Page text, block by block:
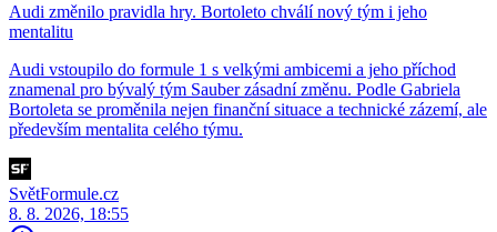
Audi změnilo pravidla hry. Bortoleto chválí nový tým i jeho
mentalitu
Audi vstoupilo do formule 1 s velkými ambicemi a jeho příchod
znamenal pro bývalý tým Sauber zásadní změnu. Podle Gabriela
Bortoleta se proměnila nejen finanční situace a technické zázemí, ale
především mentalita celého týmu.
SvětFormule.cz
8. 8. 2026, 18:55